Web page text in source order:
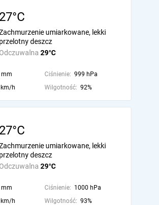
27°C
Odczuwalna 29°C
umiarkowane, lekki
przelotny deszcz
mm Ciśnienie: 999 hPa
km/h Wilgotność: 92%
27°C
Odczuwalna 29°C
umiarkowane, lekki
przelotny deszcz
mm Ciśnienie: 1000 hPa
km/h Wilgotność: 93%